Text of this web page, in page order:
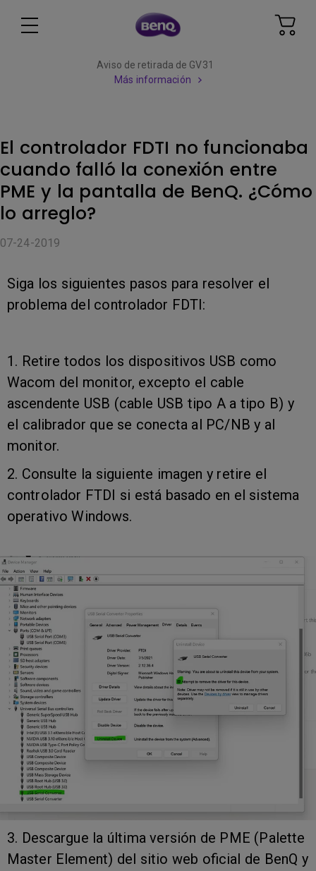
Aviso de retirada de GV31
Más información
El controlador FDTI no funcionaba
cuando falló la conexión entre
PME y la pantalla de BenQ. ¿Cómo
lo arreglo?
07-24-2019
Siga los siguientes pasos para resolver el
problema del controlador FDTI:
1. Retire todos los dispositivos USB como
Wacom del monitor, excepto el cable
ascendente USB (cable USB tipo A a tipo B) y
el calibrador que se conecta al PC/NB y al
monitor.
2. Consulte la siguiente imagen y retire el
controlador FTDI si está basado en el sistema
operativo Windows.
3. Descargue la última versión de PME (Palette
Master Element) del sitio web oficial de BenQ y